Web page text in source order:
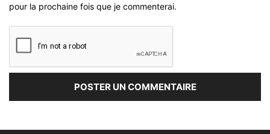
pour la prochaine fois que je commenterai.